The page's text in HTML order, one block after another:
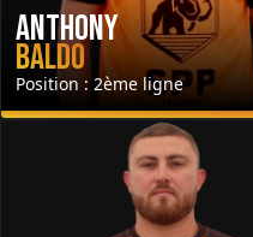
Anthony
Baldo
Position : 2ème ligne